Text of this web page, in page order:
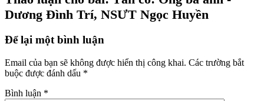
Dương Đình Trí, NSƯT Ngọc Huyền
Để lại một bình luận
Email của bạn sẽ không được hiển thị công khai. Các trường bắt
buộc được đánh dấu *
Bình luận *